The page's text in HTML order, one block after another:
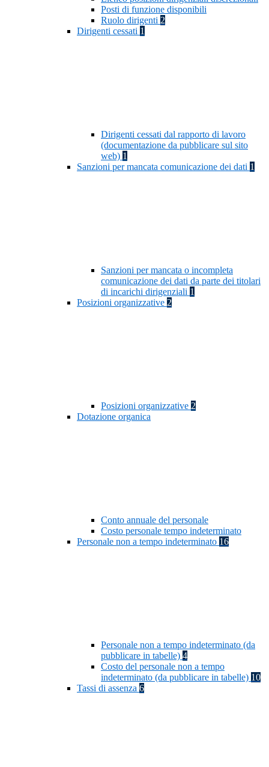
Posti di funzione disponibili
Ruolo dirigenti 2
Dirigenti cessati 1
Dirigenti cessati dal rapporto di lavoro
(documentazione da pubblicare sul sito
web) 1
Sanzioni per mancata comunicazione dei dati 1
Sanzioni per mancata o incompleta
comunicazione dei dati da parte dei titolari
di incarichi dirigenziali 1
Posizioni organizzative 2
Posizioni organizzative 2
Dotazione organica
Conto annuale del personale
Costo personale tempo indeterminato
Personale non a tempo indeterminato 16
Personale non a tempo indeterminato (da
pubblicare in tabelle) 4
Costo del personale non a tempo
indeterminato (da pubblicare in tabelle) 10
Tassi di assenza 6